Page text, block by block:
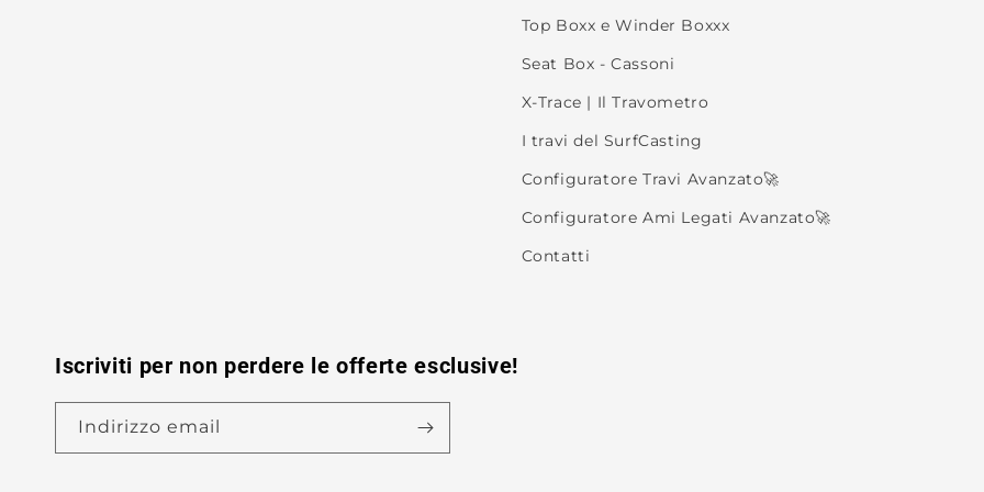
Top Boxx e Winder Boxxx
Seat Box - Cassoni
X-Trace | Il Travometro
I travi del SurfCasting
Configuratore Travi Avanzato🚀
Configuratore Ami Legati Avanzato🚀
Contatti
Iscriviti per non perdere le offerte esclusive!
Indirizzo email